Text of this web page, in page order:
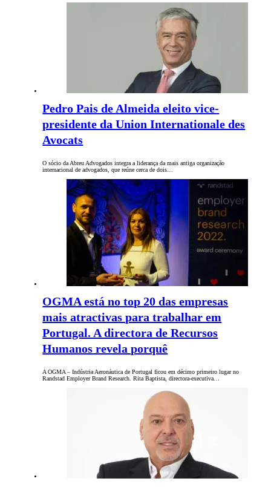
Pedro Pais de Almeida eleito vice-
presidente da Union Internationale des
Avocats
O sócio da Abreu Advogados integra a liderança da mais antiga organização
internacional de advogados, que reúne cerca de dois…
OGMA está no top 20 das empresas
mais atractivas para trabalhar em
Portugal. A directora de Recursos
Humanos revela porquê
A OGMA – Indústria Aeronáutica de Portugal ficou em décimo primeiro lugar no
Randstad Employer Brand Research. Rita Baptista, directora-executiva…